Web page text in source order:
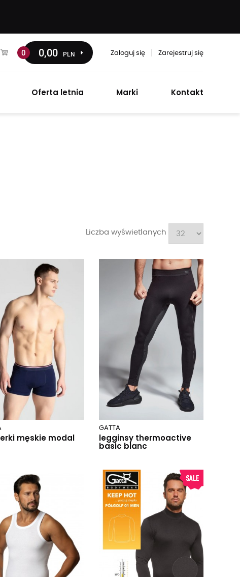
0 0,00 PLN Zaloguj się Zarejestruj się
Oferta letnia Marki Kontakt
Liczba wyświetlanych
męskie modal
GATTA
legginsy thermoactive
basic blanc